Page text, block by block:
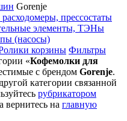
Gorenje
прессостаты
элементы, ТЭНы
(насосы)
корзины Фильтры
«Кофемолки для
с брендом Gorenje.
категории связанной
рубрикатором
вернитесь на главную